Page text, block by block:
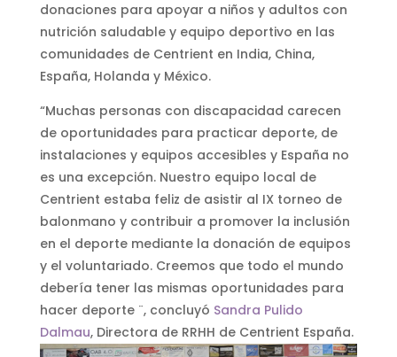
donaciones para apoyar a niños y adultos con
nutrición saludable y equipo deportivo en las
comunidades de Centrient en India, China,
España, Holanda y México.
“Muchas personas con discapacidad carecen
de oportunidades para practicar deporte, de
instalaciones y equipos accesibles y España no
es una excepción. Nuestro equipo local de
Centrient estaba feliz de asistir al IX torneo de
balonmano y contribuir a promover la inclusión
en el deporte mediante la donación de equipos
y el voluntariado. Creemos que todo el mundo
debería tener las mismas oportunidades para
hacer deporte ¨, concluyó Sandra Pulido
Dalmau, Directora de RRHH de Centrient España.